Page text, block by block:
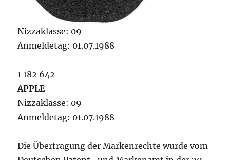
Nizzaklasse: 09
Anmeldetag: 01.07.1988
1 182 642
APPLE
Nizzaklasse: 09
Anmeldetag: 01.07.1988
Die Übertragung der Markenrechte wurde vom